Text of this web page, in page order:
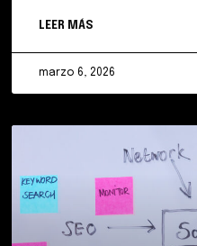
LEER MÁS
marzo 6, 2026